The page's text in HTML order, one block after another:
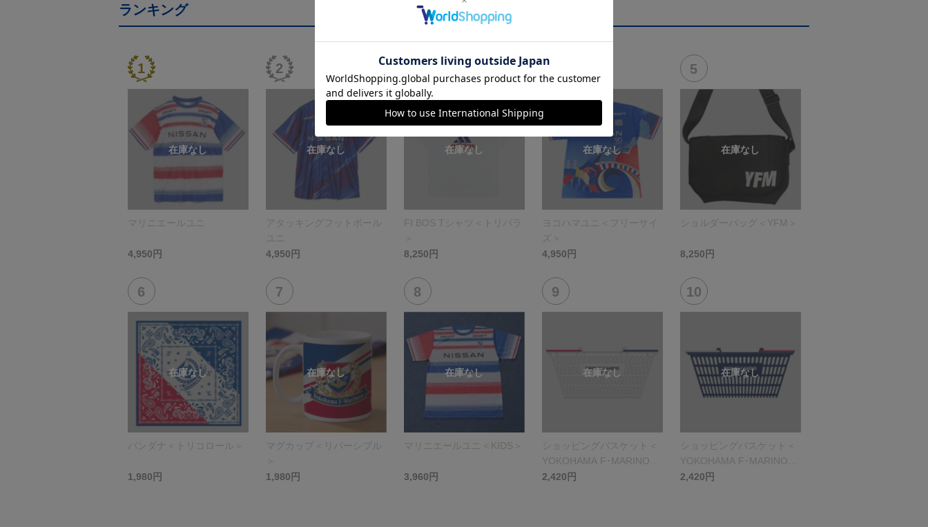
ランキング
マリニエールユニ
4,950円
アタッキングフットボール
4,950円
FI BOS Tシャツ＜トリパラ
8,250円
ヨコハマユニ＜フリーサイ
ズ＞
4,950円
ショルダーバッグ＜YFM＞
8,250円
バンダナ＜トリコロール＞
1,980円
マグカップ＜リバーシブル
1,980円
マリニエールユニ＜KIDS＞
3,960円
ショッピングバスケット＜
YOKOHAMA F･MARINOS
＞ホワイト
2,420円
ショッピングバスケット＜
YOKOHAMA F･MARINOS
＞ブルー
2,420円